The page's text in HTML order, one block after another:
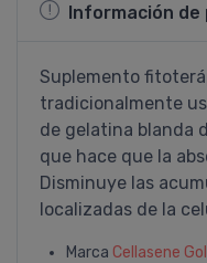
Información de
Suplemento
tradicionalmente
de gelatina blanda
que hace que la
Disminuye las
localizadas de la
Marca Cellasene